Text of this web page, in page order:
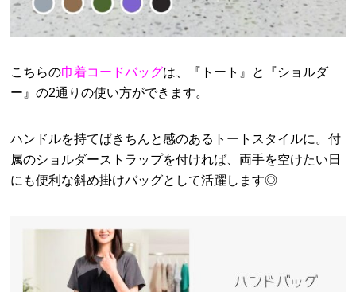
こちらの巾着コードバッグは、『トート』と『ショルダ
ー』の2通りの使い方ができます。
ハンドルを持てばきちんと感のあるトートスタイルに。付
属のショルダーストラップを付ければ、両手を空けたい日
にも便利な斜め掛けバッグとして活躍します◎